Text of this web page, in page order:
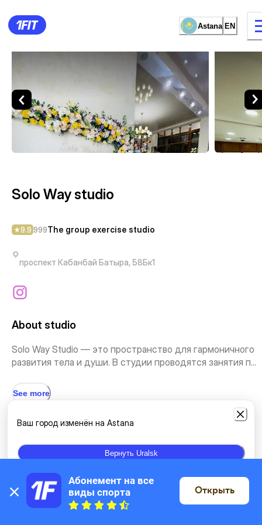
Astana EN
15 types of classes Female
Solo Way studio — The
Solo Way studio
9.9 999The group exercise studio
проспект Кабанбай Батыра, 58Бк1
About studio
Solo Way Studio — это пространство для гармоничного
развития тела и души. В студии проводятся занятия п...
See more
Types of classes
Yoga Other yoga Hatha-yoga Intense classes Dance
Latin American dances On the map
Ваш город изменён на Astana
Вернуть Uralsk
Абонемент на все
виды спорта
Открыть